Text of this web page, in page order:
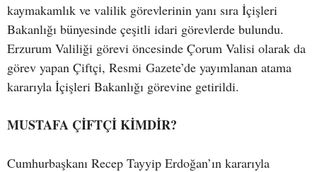
kaymakamlık ve valilik görevlerinin yanı sıra İçişleri
Bakanlığı bünyesinde çeşitli idari görevlerde bulundu.
Erzurum Valiliği görevi öncesinde Çorum Valisi olarak da
görev yapan Çiftçi, Resmi Gazete’de yayımlanan atama
kararıyla İçişleri Bakanlığı görevine getirildi.
MUSTAFA ÇİFTÇİ KİMDİR?
Cumhurbaşkanı Recep Tayyip Erdoğan’ın kararıyla